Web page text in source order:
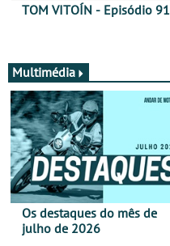
TOM VITOÍN - Episódio 91
Multimédia
Os destaques do mês de
julho de 2026